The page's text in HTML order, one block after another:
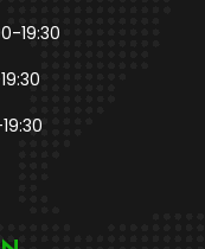
19:30